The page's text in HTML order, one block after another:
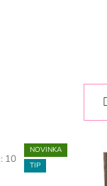
10
NOVINKA
TIP